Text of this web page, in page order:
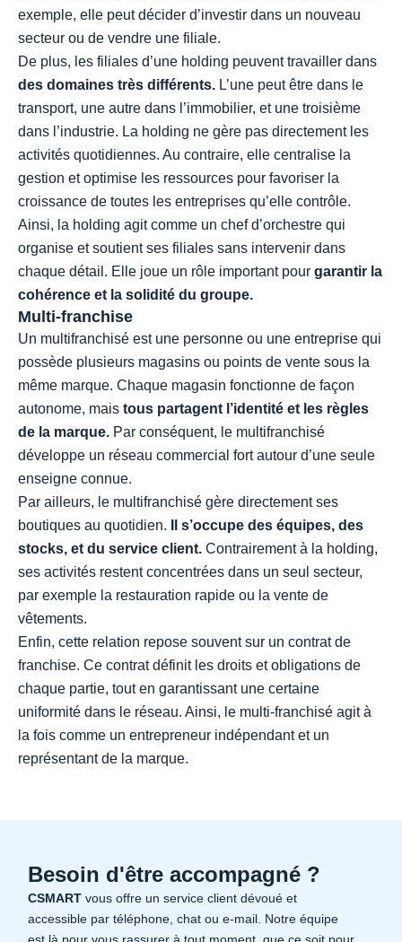
exemple, elle peut décider d’investir dans un nouveau
secteur ou de vendre une filiale.
De plus, les filiales d’une holding peuvent travailler dans
des domaines très différents. L’une peut être dans le
transport, une autre dans l’immobilier, et une troisième
dans l’industrie. La holding ne gère pas directement les
activités quotidiennes. Au contraire, elle centralise la
gestion et optimise les ressources pour favoriser la
croissance de toutes les entreprises qu’elle contrôle.
Ainsi, la holding agit comme un chef d’orchestre qui
organise et soutient ses filiales sans intervenir dans
chaque détail. Elle joue un rôle important pour garantir la
cohérence et la solidité du groupe.
Multi-franchise
Un multifranchisé est une personne ou une entreprise qui
possède plusieurs magasins ou points de vente sous la
même marque. Chaque magasin fonctionne de façon
autonome, mais tous partagent l’identité et les règles
de la marque. Par conséquent, le multifranchisé
développe un réseau commercial fort autour d’une seule
enseigne connue.
Par ailleurs, le multifranchisé gère directement ses
boutiques au quotidien.
Il s’occupe des équipes, des
stocks, et du service client. Contrairement à la holding,
ses activités restent concentrées dans un seul secteur,
par exemple la restauration rapide ou la vente de
vêtements.
Enfin, cette relation repose souvent sur un contrat de
franchise. Ce contrat définit les droits et obligations de
chaque partie, tout en garantissant une certaine
uniformité dans le réseau. Ainsi, le multi-franchisé agit à
la fois comme un entrepreneur indépendant et un
représentant de la marque.
Besoin d'être accompagné ?
CSMART vous offre un service client dévoué et
accessible par téléphone, chat ou e-mail. Notre équipe